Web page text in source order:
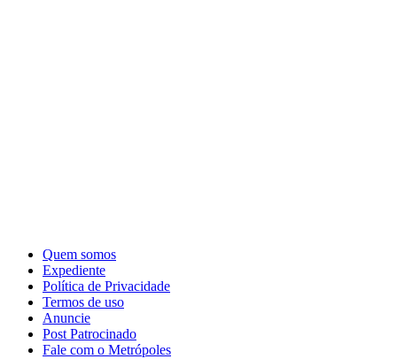
Quem somos
Expediente
Política de Privacidade
Termos de uso
Anuncie
Post Patrocinado
Fale com o Metrópoles